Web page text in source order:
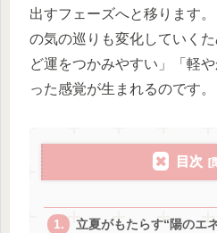
出すフェーズへと移ります
の気の巡りも変化していく
ど運をつかみやすい」「軽
った感覚が生まれるのです。
目次
立夏がもたらす“陽のエ